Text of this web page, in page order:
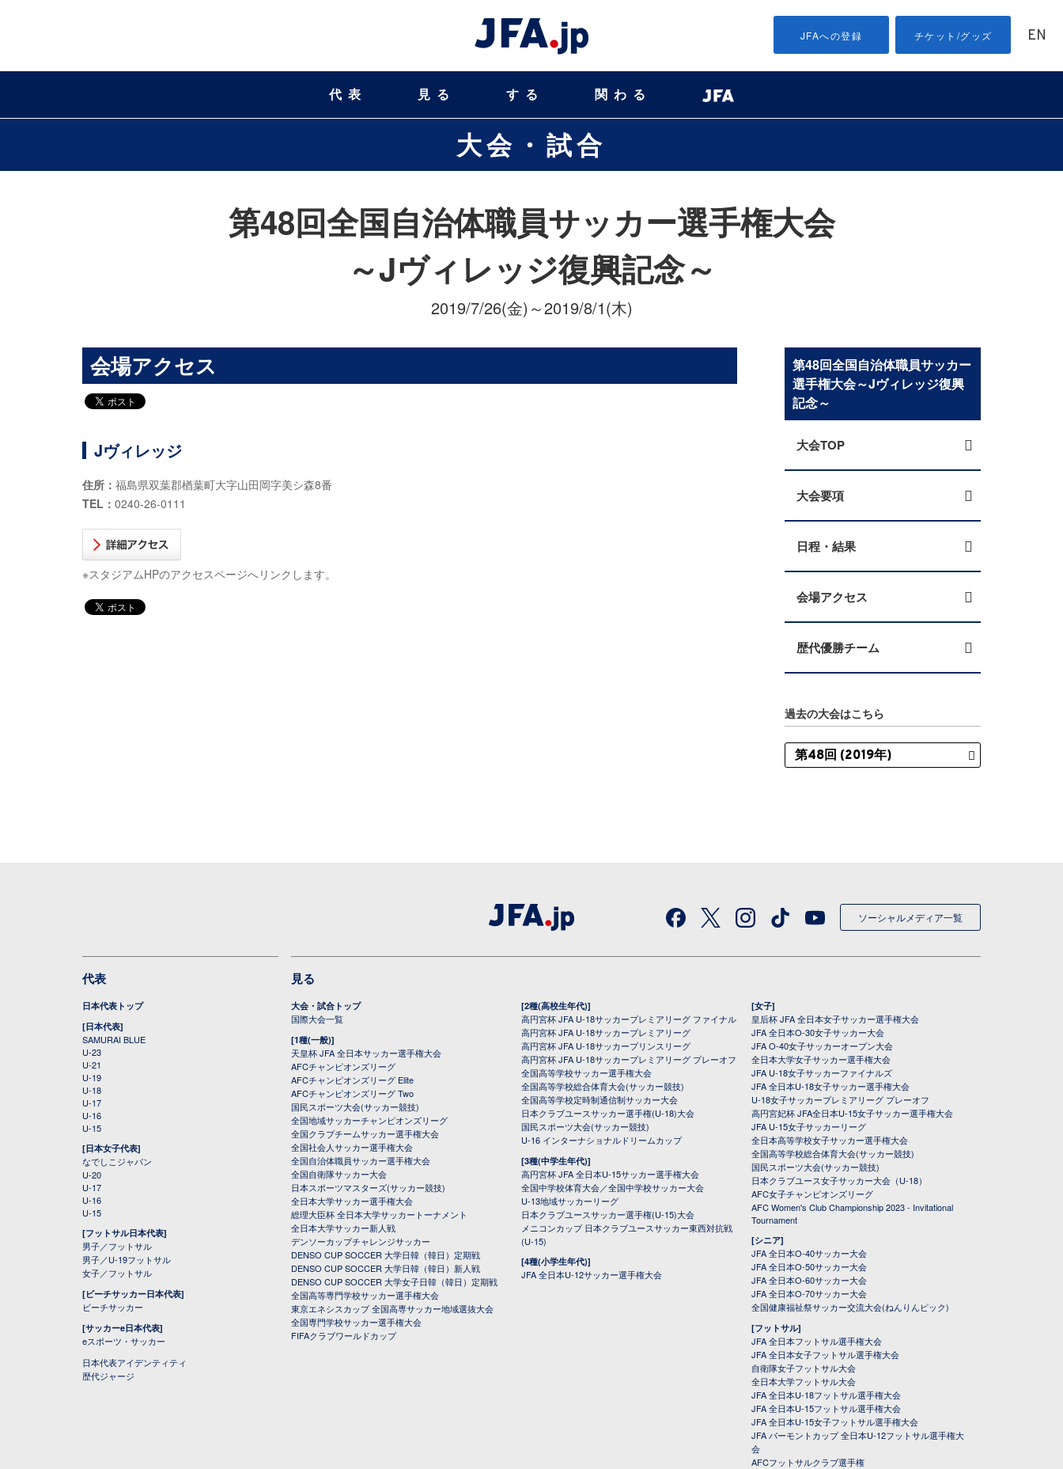
JFAへの登録 チケット/グッズ EN
代表 見る する 関わる
大会・試合
第48回全国自治体職員サッカー選手権大会
～Jヴィレッジ復興記念～
2019/7/26(金)～2019/8/1(木)
会場アクセス
Jヴィレッジ
住所： 福島県双葉郡楢葉町大字山田岡字美シ森8番
TEL： 0240-26-0111
※スタジアムHPのアクセスページへリンクします。
第48回全国自治体職員サッカー
選手権大会～Jヴィレッジ復興
記念～
大会TOP
大会要項
日程・結果
会場アクセス
歴代優勝チーム
過去の大会はこちら
ソーシャルメディア一覧
代表
日本代表トップ
[日本代表]
SAMURAI BLUE
U-23
U-21
U-19
U-18
U-17
U-16
U-15
[日本女子代表]
なでしこジャパン
U-20
U-17
U-16
U-15
[フットサル日本代表]
男子／フットサル
男子／U-19フットサル
女子／フットサル
[ビーチサッカー日本代表]
ビーチサッカー
[サッカーe日本代表]
eスポーツ・サッカー
日本代表アイデンティティ
歴代ジャージ
見る
大会・試合トップ
国際大会一覧
[1種(一般)]
天皇杯 JFA 全日本サッカー選手権大会
AFCチャンピオンズリーグ
AFCチャンピオンズリーグ Elite
AFCチャンピオンズリーグ Two
国民スポーツ大会(サッカー競技)
全国地域サッカーチャンピオンズリーグ
全国クラブチームサッカー選手権大会
全国社会人サッカー選手権大会
全国自治体職員サッカー選手権大会
全国自衛隊サッカー大会
日本スポーツマスターズ(サッカー競技)
全日本大学サッカー選手権大会
総理大臣杯 全日本大学サッカートーナメント
全日本大学サッカー新人戦
デンソーカップチャレンジサッカー
DENSO CUP SOCCER 大学日韓（韓日）定期戦
DENSO CUP SOCCER 大学日韓（韓日）新人戦
DENSO CUP SOCCER 大学女子日韓（韓日）定期戦
全国高等専門学校サッカー選手権大会
東京エネシスカップ 全国高専サッカー地域選抜大会
全国専門学校サッカー選手権大会
FIFAクラブワールドカップ
[2種(高校生年代)]
高円宮杯 JFA U-18サッカープレミアリーグ ファイナル
高円宮杯 JFA U-18サッカープレミアリーグ
高円宮杯 JFA U-18サッカープリンスリーグ
高円宮杯 JFA U-18サッカープレミアリーグ プレーオフ
全国高等学校サッカー選手権大会
全国高等学校総合体育大会(サッカー競技)
全国高等学校定時制通信制サッカー大会
日本クラブユースサッカー選手権(U-18)大会
国民スポーツ大会(サッカー競技)
U-16 インターナショナルドリームカップ
[3種(中学生年代)]
高円宮杯 JFA 全日本U-15サッカー選手権大会
全国中学校体育大会／全国中学校サッカー大会
U-13地域サッカーリーグ
日本クラブユースサッカー選手権(U-15)大会
メニコンカップ 日本クラブユースサッカー東西対抗戦
(U-15)
[4種(小学生年代)]
JFA 全日本U-12サッカー選手権大会
[女子]
皇后杯 JFA 全日本女子サッカー選手権大会
JFA 全日本O-30女子サッカー大会
JFA O-40女子サッカーオープン大会
全日本大学女子サッカー選手権大会
JFA U-18女子サッカーファイナルズ
JFA 全日本U-18女子サッカー選手権大会
U-18女子サッカープレミアリーグ プレーオフ
高円宮妃杯 JFA全日本U-15女子サッカー選手権大会
JFA U-15女子サッカーリーグ
全日本高等学校女子サッカー選手権大会
全国高等学校総合体育大会(サッカー競技)
国民スポーツ大会(サッカー競技)
日本クラブユース女子サッカー大会（U-18）
AFC女子チャンピオンズリーグ
AFC Women's Club Championship 2023 - Invitational
Tournament
[シニア]
JFA 全日本O-40サッカー大会
JFA 全日本O-50サッカー大会
JFA 全日本O-60サッカー大会
JFA 全日本O-70サッカー大会
全国健康福祉祭サッカー交流大会(ねんりんピック)
[フットサル]
JFA 全日本フットサル選手権大会
JFA 全日本女子フットサル選手権大会
自衛隊女子フットサル大会
全日本大学フットサル大会
JFA 全日本U-18フットサル選手権大会
JFA 全日本U-15フットサル選手権大会
JFA 全日本U-15女子フットサル選手権大会
JFA バーモントカップ 全日本U-12フットサル選手権大
会
AFCフットサルクラブ選手権